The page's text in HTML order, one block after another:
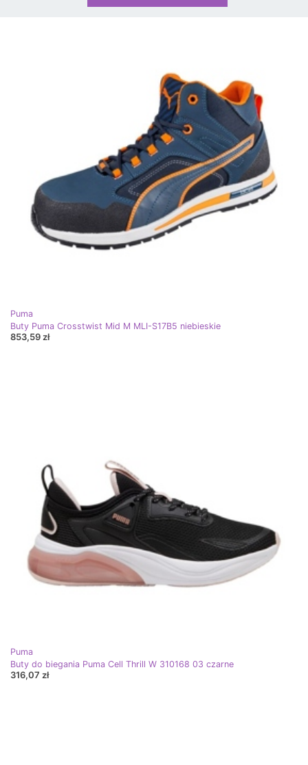
Puma
Buty Puma Crosstwist Mid M MLI-S17B5 niebieskie
853,59 zł
Puma
Buty do biegania Puma Cell Thrill W 310168 03 czarne
316,07 zł